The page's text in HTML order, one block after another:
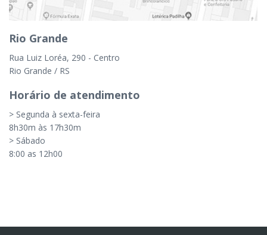
Rio Grande
Rua Luiz Loréa, 290 - Centro
Rio Grande / RS
Horário de atendimento
> Segunda à sexta-feira
8h30m às 17h30m
> Sábado
8:00 as 12h00